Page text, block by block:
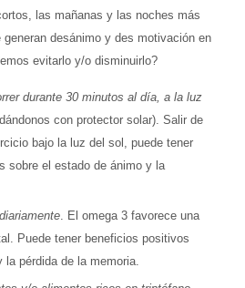
las mañanas y las noches más
desánimo y des motivación en
evitarlo y/o disminuirlo?
durante 30 minutos al día, a la luz
con protector solar). Salir de
bajo la luz del sol, puede tener
sobre el estado de ánimo y la
. El omega 3 favorece una
Puede tener beneficios positivos
pérdida de la memoria.